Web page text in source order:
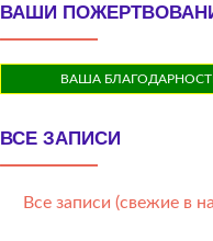
ВАШИ
ВАША
ВСЕ ЗАПИСИ
Все записи (свежие в